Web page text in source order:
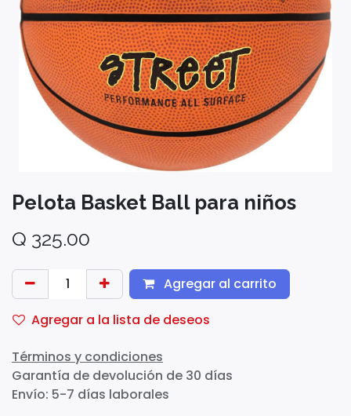
Pelota Basket Ball para niños
Q 325.00
Agregar al carrito
Agregar a la lista de deseos
Términos y condiciones
Garantía de devolución de 30 días
Envío: 5-7 días laborales